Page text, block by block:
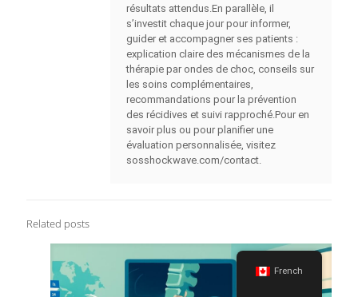
résultats attendus.En parallèle, il
s’investit chaque jour pour informer,
guider et accompagner ses patients :
explication claire des mécanismes de la
thérapie par ondes de choc, conseils sur
les soins complémentaires,
recommandations pour la prévention
des récidives et suivi rapproché.Pour en
savoir plus ou pour planifier une
évaluation personnalisée, visitez
sosshockwave.com/contact.
Related posts
French